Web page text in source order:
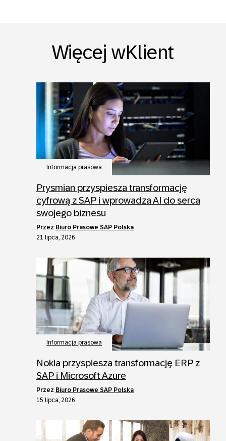
Więcej wKlient
Informacja prasowa
Prysmian przyspiesza transformację
cyfrową z SAP i wprowadza AI do serca
swojego biznesu
przez Biuro Prasowe SAP Polska
21 lipca, 2026
Informacja prasowa
Nokia przyspiesza transformację ERP z
SAP i Microsoft Azure
przez Biuro Prasowe SAP Polska
15 lipca, 2026